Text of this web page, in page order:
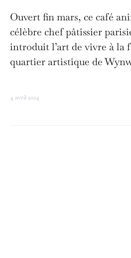
Ouvert fin mars, ce café
célèbre chef pâtissier
introduit l’art de vivre à la
quartier artistique de
4 avril 2024